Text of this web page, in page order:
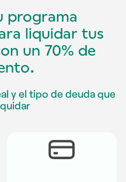
programa
liquidar tus
un 70% de
y el tipo de deuda que